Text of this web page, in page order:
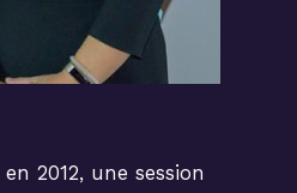
2012, une session